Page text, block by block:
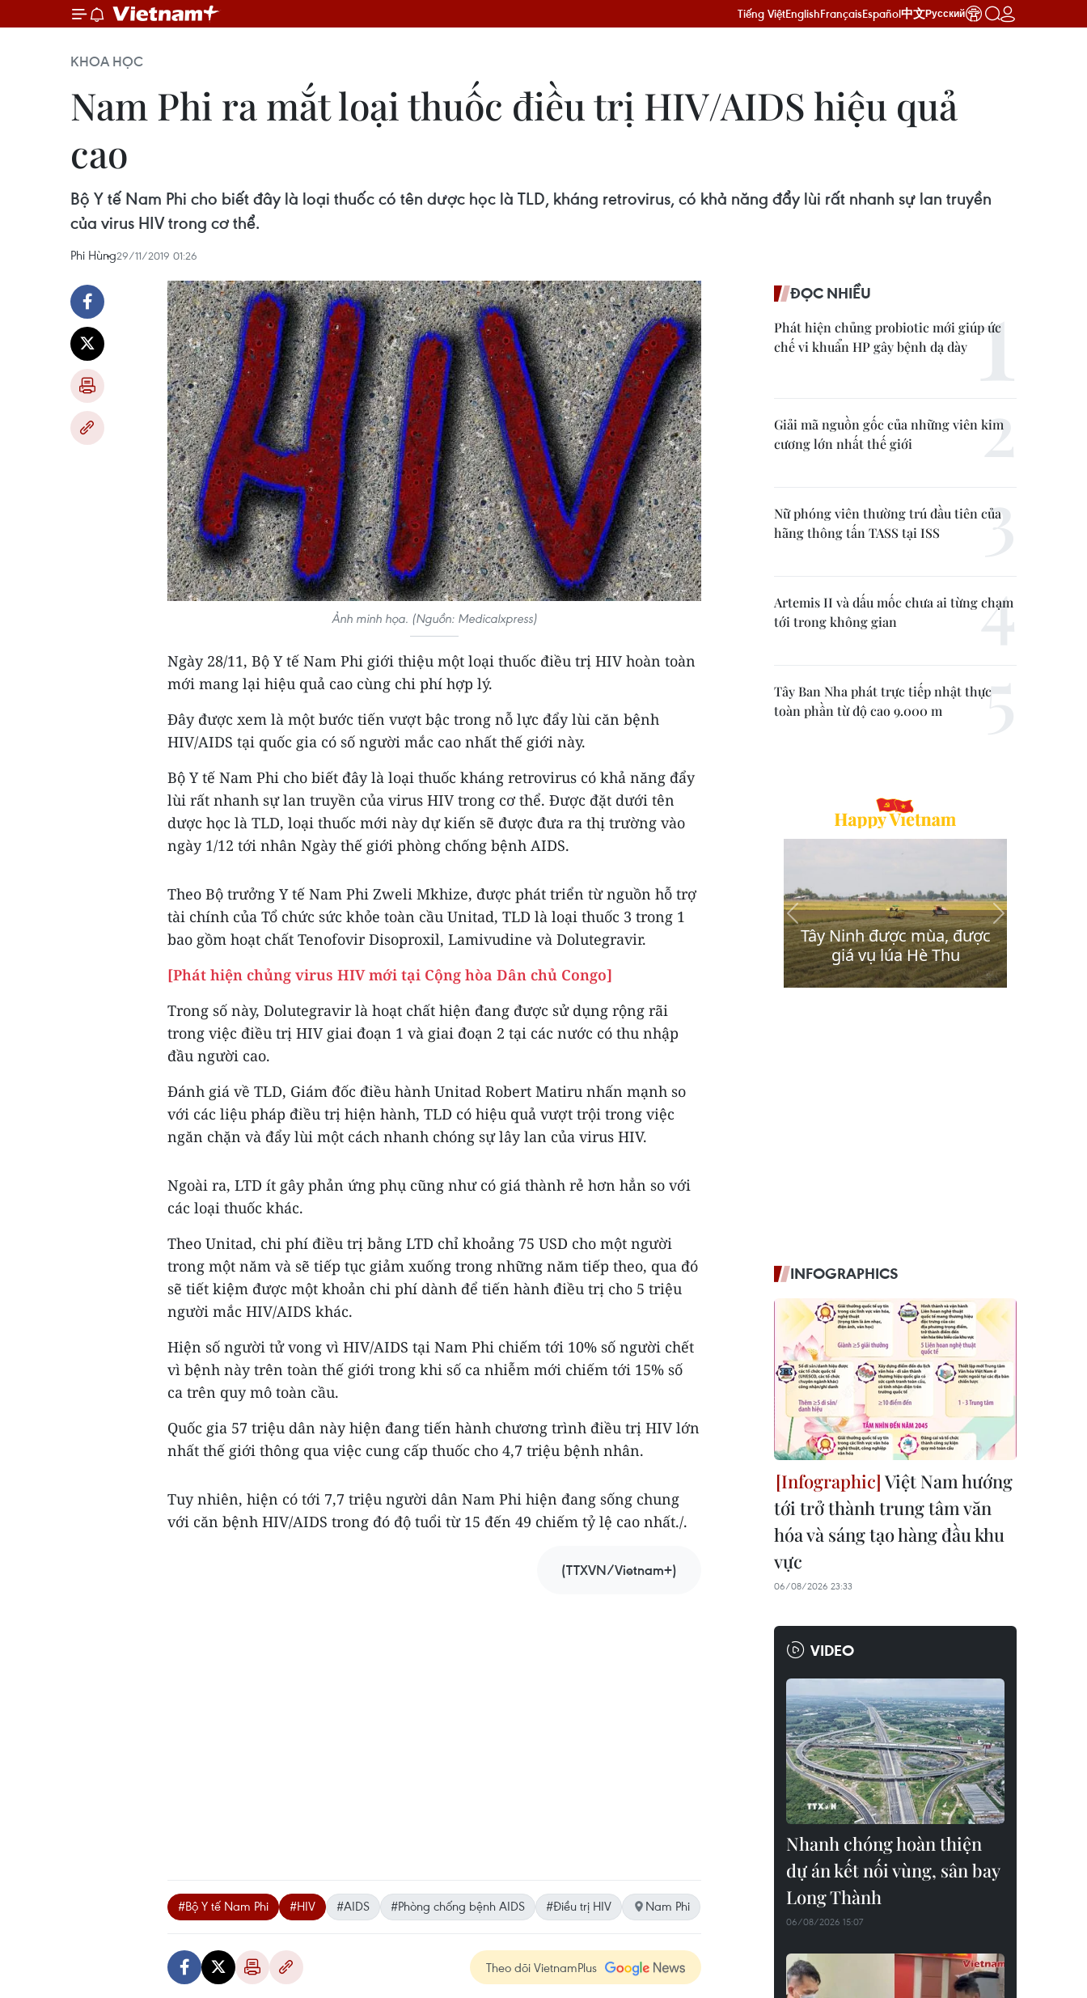
Tiếng ViệtEnglishFrançaisEspañol中文Русский
KHOA HỌC
Nam Phi ra mắt loại thuốc điều trị HIV/AIDS hiệu quả
cao
Bộ Y tế Nam Phi cho biết đây là loại thuốc có tên dược học là TLD, kháng retrovirus, có khả năng đẩy lùi rất nhanh sự lan truyền
của virus HIV trong cơ thể.
Phi Hùng29/11/2019 01:26
Ảnh minh họa. (Nguồn: Medicalxpress)
Ngày 28/11, Bộ Y tế Nam Phi giới thiệu một loại thuốc điều trị HIV hoàn toàn
mới mang lại hiệu quả cao cùng chi phí hợp lý.
Đây được xem là một bước tiến vượt bậc trong nỗ lực đẩy lùi căn bệnh
HIV/AIDS tại quốc gia có số người mắc cao nhất thế giới này.
Bộ Y tế Nam Phi cho biết đây là loại thuốc kháng retrovirus có khả năng đẩy
lùi rất nhanh sự lan truyền của virus HIV trong cơ thể. Được đặt dưới tên
dược học là TLD, loại thuốc mới này dự kiến sẽ được đưa ra thị trường vào
ngày 1/12 tới nhân Ngày thế giới phòng chống bệnh AIDS.
Theo Bộ trưởng Y tế Nam Phi Zweli Mkhize, được phát triển từ nguồn hỗ trợ
tài chính của Tổ chức sức khỏe toàn cầu Unitad, TLD là loại thuốc 3 trong 1
bao gồm hoạt chất Tenofovir Disoproxil, Lamivudine và Dolutegravir.
[Phát hiện chủng virus HIV mới tại Cộng hòa Dân chủ Congo]
Trong số này, Dolutegravir là hoạt chất hiện đang được sử dụng rộng rãi
trong việc điều trị HIV giai đoạn 1 và giai đoạn 2 tại các nước có thu nhập
đầu người cao.
Đánh giá về TLD, Giám đốc điều hành Unitad Robert Matiru nhấn mạnh so
với các liệu pháp điều trị hiện hành, TLD có hiệu quả vượt trội trong việc
ngăn chặn và đẩy lùi một cách nhanh chóng sự lây lan của virus HIV.
Ngoài ra, LTD ít gây phản ứng phụ cũng như có giá thành rẻ hơn hẳn so với
các loại thuốc khác.
Theo Unitad, chi phí điều trị bằng LTD chỉ khoảng 75 USD cho một người
trong một năm và sẽ tiếp tục giảm xuống trong những năm tiếp theo, qua đó
sẽ tiết kiệm được một khoản chi phí dành để tiến hành điều trị cho 5 triệu
người mắc HIV/AIDS khác.
Hiện số người tử vong vì HIV/AIDS tại Nam Phi chiếm tới 10% số người chết
vì bệnh này trên toàn thế giới trong khi số ca nhiễm mới chiếm tới 15% số
ca trên quy mô toàn cầu.
Quốc gia 57 triệu dân này hiện đang tiến hành chương trình điều trị HIV lớn
nhất thế giới thông qua việc cung cấp thuốc cho 4,7 triệu bệnh nhân.
Tuy nhiên, hiện có tới 7,7 triệu người dân Nam Phi hiện đang sống chung
với căn bệnh HIV/AIDS trong đó độ tuổi từ 15 đến 49 chiếm tỷ lệ cao nhất./.
(TTXVN/Vietnam+)
#Bộ Y tế Nam Phi #HIV #AIDS #Phòng chống bệnh AIDS #Điều trị HIV Nam Phi
Theo dõi VietnamPlus
ĐỌC NHIỀU
Phát hiện chủng probiotic mới giúp ức
chế vi khuẩn HP gây bệnh dạ dày
Giải mã nguồn gốc của những viên kim
cương lớn nhất thế giới
Nữ phóng viên thường trú đầu tiên của
hãng thông tấn TASS tại ISS
Artemis II và dấu mốc chưa ai từng chạm
tới trong không gian
Tây Ban Nha phát trực tiếp nhật thực
toàn phần từ độ cao 9.000 m
INFOGRAPHICS
Việt Nam hướng
tới trở thành trung tâm văn
hóa và sáng tạo hàng đầu khu
vực
06/08/2026 23:33
VIDEO
Nhanh chóng hoàn thiện
dự án kết nối vùng, sân bay
Long Thành
06/08/2026 15:07